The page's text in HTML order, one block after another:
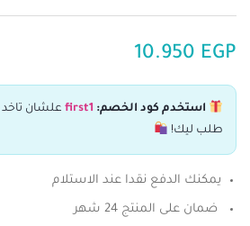
10.950 EGP
استخدم كود الخصم: first1علشان
طلب ليك!
يمكنك الدفع نقدا عند الاستلام
ضمان على المنتج 24 شهر